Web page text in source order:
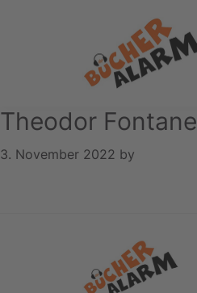
Theodor Fontane
3. November 2022 by